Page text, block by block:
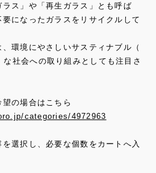
ス」や「再生ガラス」とも呼ば
になったガラスをリサイクルして
環境にやさしいサスティナブル（
社会への取り組みとしても注目さ
の場合はこちら
categories/4972963
を選択し、必要な個数をカートへ入